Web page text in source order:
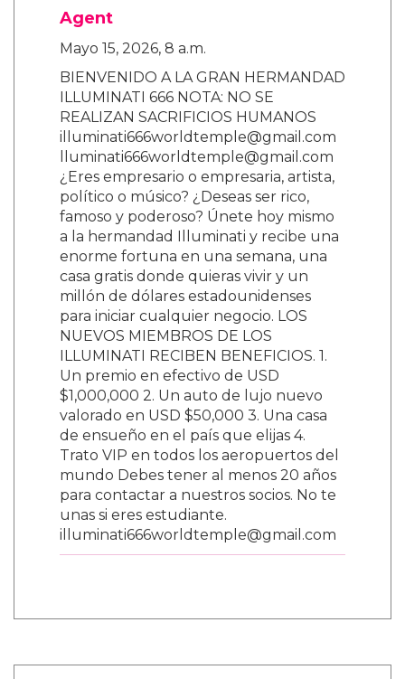
Agent
Mayo 15, 2026, 8 a.m.
BIENVENIDO A LA GRAN HERMANDAD
ILLUMINATI 666 NOTA: NO SE
REALIZAN SACRIFICIOS HUMANOS
illuminati666worldtemple@gmail.com
lluminati666worldtemple@gmail.com
¿Eres empresario o empresaria, artista,
político o músico? ¿Deseas ser rico,
famoso y poderoso? Únete hoy mismo
a la hermandad Illuminati y recibe una
enorme fortuna en una semana, una
casa gratis donde quieras vivir y un
millón de dólares estadounidenses
para iniciar cualquier negocio. LOS
NUEVOS MIEMBROS DE LOS
ILLUMINATI RECIBEN BENEFICIOS. 1.
Un premio en efectivo de USD
$1,000,000 2. Un auto de lujo nuevo
valorado en USD $50,000 3. Una casa
de ensueño en el país que elijas 4.
Trato VIP en todos los aeropuertos del
mundo Debes tener al menos 20 años
para contactar a nuestros socios. No te
unas si eres estudiante.
illuminati666worldtemple@gmail.com